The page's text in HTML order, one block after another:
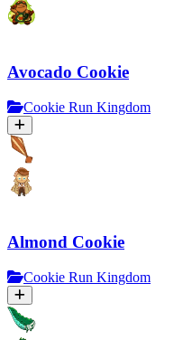
Avocado Cookie
Cookie Run Kingdom
Almond Cookie
Cookie Run Kingdom